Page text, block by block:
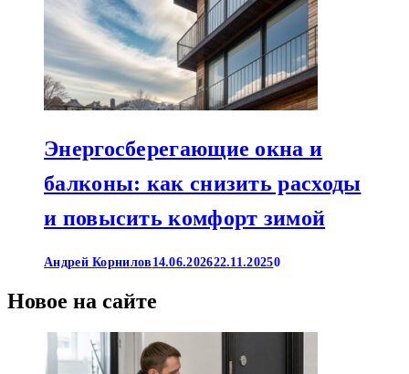
Энергосберегающие окна и
балконы: как снизить расходы
и повысить комфорт зимой
Андрей Корнилов 14.06.202622.11.20250
Новое на сайте